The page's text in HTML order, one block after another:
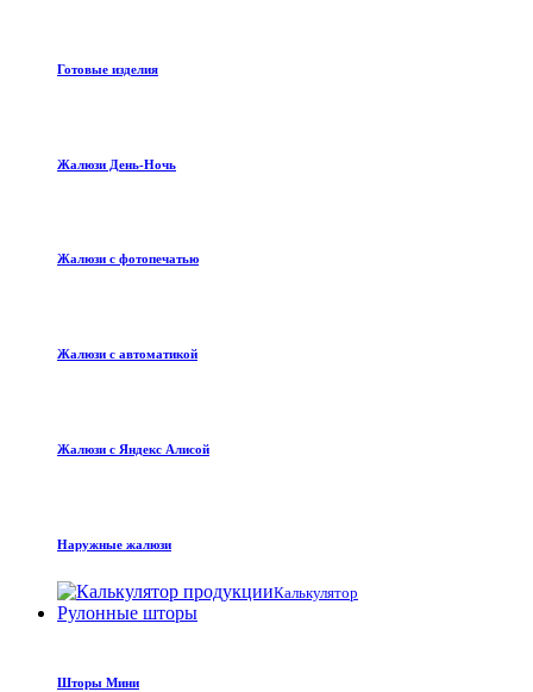
Готовые изделия
Жалюзи День-Ночь
Жалюзи с фотопечатью
Жалюзи с автоматикой
Жалюзи с Яндекс Алисой
Наружные жалюзи
Калькулятор
Рулонные шторы
Шторы Мини